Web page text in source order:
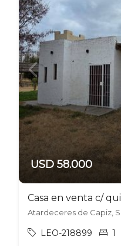
USD 58.000
Atardeceres de Capiz,
LEO-218899 1